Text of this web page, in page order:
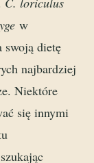
w
swoją dietę
najbardziej
Niektóre
się innymi